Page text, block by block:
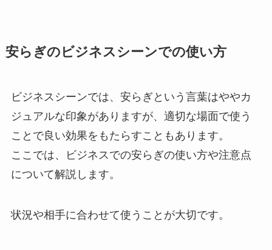
安らぎのビジネスシーンでの使い方
ビジネスシーンでは、安らぎという言葉はややカ
ジュアルな印象がありますが、適切な場面で使う
ことで良い効果をもたらすこともあります。
ここでは、ビジネスでの安らぎの使い方や注意点
について解説します。
状況や相手に合わせて使うことが大切です。